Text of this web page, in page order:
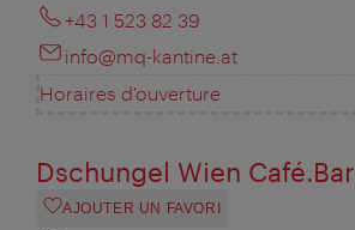
+43 1 523 82 39
info@mq-kantine.at
Horaires d'ouverture
Dschungel Wien Café.Bar
AJOUTER UN FAVORI